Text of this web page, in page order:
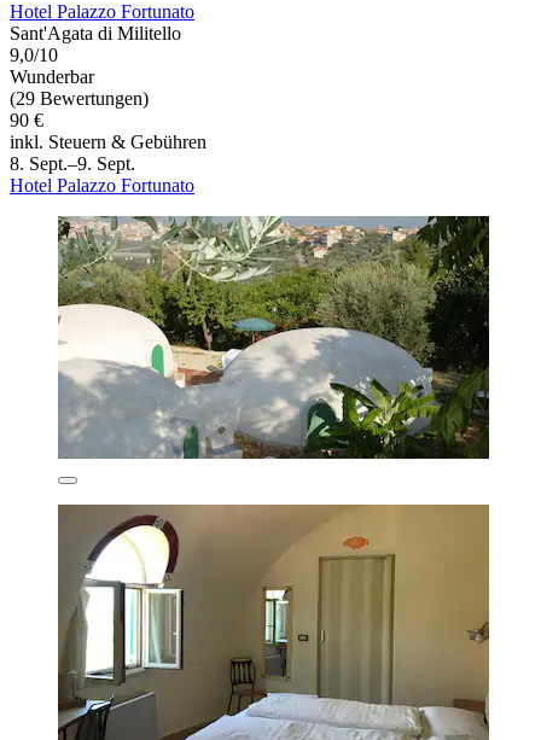
Hotel Palazzo Fortunato
Sant'Agata di Militello
9,0/10
Wunderbar
(29 Bewertungen)
90 €
inkl. Steuern & Gebühren
8. Sept.–9. Sept.
Hotel Palazzo Fortunato